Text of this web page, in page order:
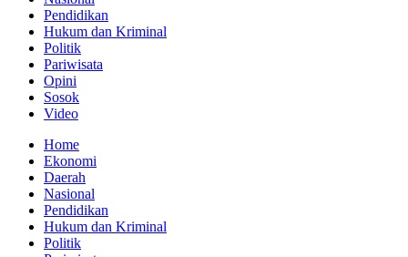
Pendidikan
Hukum dan Kriminal
Politik
Pariwisata
Opini
Sosok
Video
Home
Ekonomi
Daerah
Nasional
Pendidikan
Hukum dan Kriminal
Politik